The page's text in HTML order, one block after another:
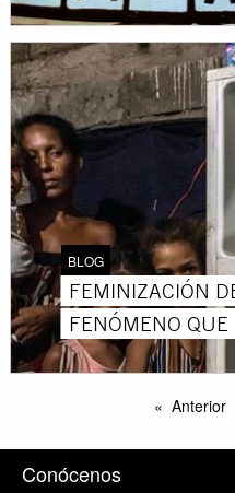
BLOG
FEMINIZACIÓN
FENÓMENO
Anterior
Conócenos